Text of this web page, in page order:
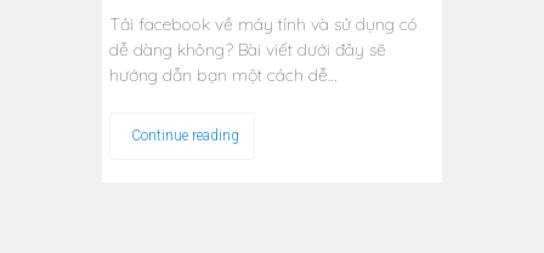
Tải facebook về máy tính và sử dụng có
dễ dàng không? Bài viết dưới đây sẽ
hướng dẫn bạn một cách dễ…
Continue reading